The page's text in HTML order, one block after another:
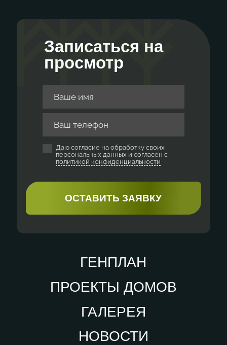
Записаться на
просмотр
Даю согласие на обработку своих
персональных данных и согласен с
политикой конфиденциальности
ГЕНПЛАН
ПРОЕКТЫ ДОМОВ
ГАЛЕРЕЯ
НОВОСТИ